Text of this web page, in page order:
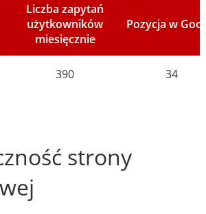
Liczba zapytań
użytkowników
miesięcznie
Pozycja w
390 34
strony